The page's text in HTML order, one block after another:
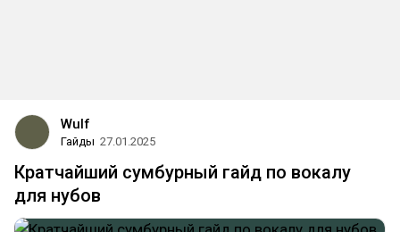
Wulf
Гайды 27.01.2025
Кратчайший сумбурный гайд по вокалу
для нубов